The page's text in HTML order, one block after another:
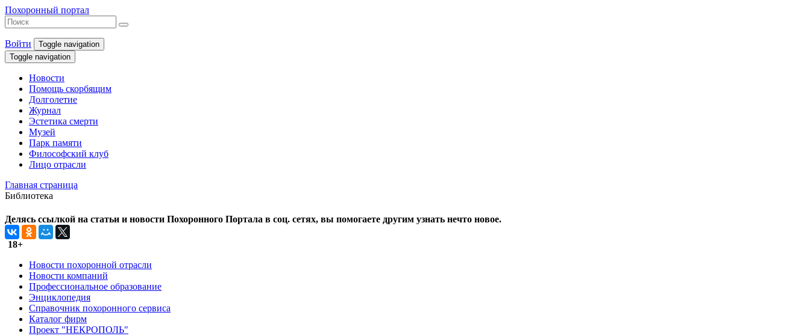
Похоронный портал
Войти
Toggle navigation
Toggle navigation
Новости
Помощь скорбящим
Долголетие
Журнал
Эстетика смерти
Музей
Парк памяти
Философский клуб
Лицо отрасли
Главная страница
Библиотека
Делясь ссылкой на статьи и новости Похоронного Портала в соц. сетях, вы помогаете другим узнать нечто новое.
18+
Новости похоронной отрасли
Новости компаний
Профессиональное образование
Энциклопедия
Справочник похоронного сервиса
Каталог фирм
Проект "НЕКРОПОЛЬ"